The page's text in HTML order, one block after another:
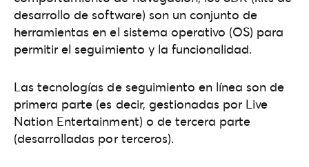
desarrollo de software) son un conjunto de
herramientas en el sistema operativo (OS) para
permitir el seguimiento y la funcionalidad.
Las tecnologías de seguimiento en línea son de
primera parte (es decir, gestionadas por Live
Nation Entertainment) o de tercera parte
(desarrolladas por terceros).